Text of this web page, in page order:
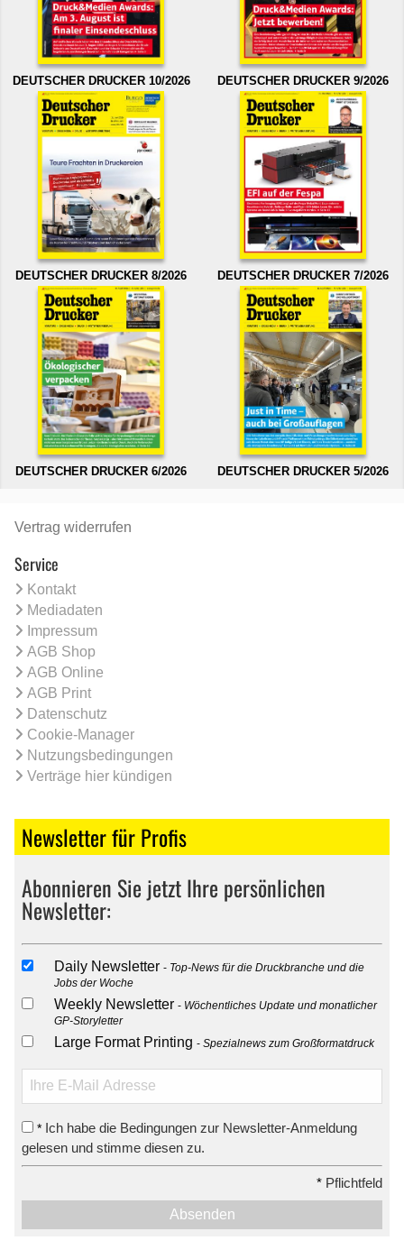
DEUTSCHER DRUCKER 10/2026 DEUTSCHER DRUCKER 9/2026
DEUTSCHER DRUCKER 8/2026 DEUTSCHER DRUCKER 7/2026
DEUTSCHER DRUCKER 6/2026 DEUTSCHER DRUCKER 5/2026
Vertrag widerrufen
Service
Kontakt
Mediadaten
Impressum
AGB Shop
AGB Online
AGB Print
Datenschutz
Cookie-Manager
Nutzungsbedingungen
Verträge hier kündigen
Newsletter für Profis
Abonnieren Sie jetzt Ihre persönlichen
Newsletter:
Daily Newsletter
Top-News für die Druckbranche und die
Jobs der Woche
Weekly Newsletter
Wöchentliches Update und monatlicher
GP-Storyletter
Large Format Printing Spezialnews zum Großformatdruck
* Ich habe die Bedingungen zur Newsletter-Anmeldung
gelesen und stimme diesen zu.
* Pflichtfeld
Absenden